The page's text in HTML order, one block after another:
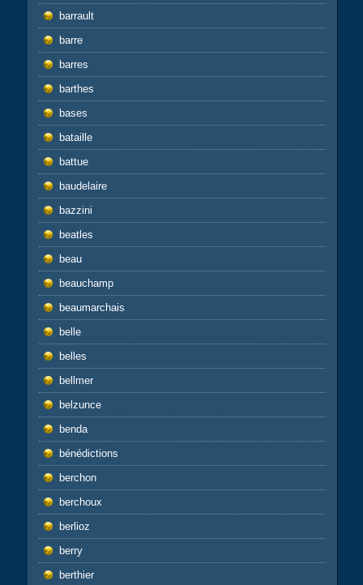
barrault
barre
barres
barthes
bases
bataille
battue
baudelaire
bazzini
beatles
beau
beauchamp
beaumarchais
belle
belles
bellmer
belzunce
benda
bénédictions
berchon
berchoux
berlioz
berry
berthier